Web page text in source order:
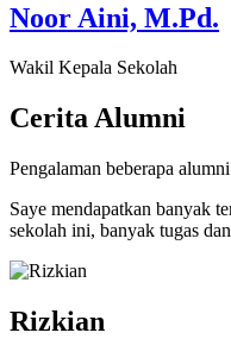
Noor Aini, M.Pd.
Wakil Kepala Sekolah
CeritaAlumni
Pengalaman beberapa
Saye mendapatkan banyak
sekolah ini, banyak tugas
Rizkian